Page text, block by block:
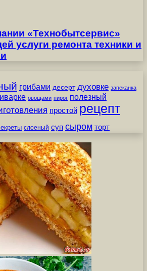
«Технобытсервис»
услуги ремонта техники и
грибами десерт духовке запеканка
овощами пирог полезный
простой рецепт
слоеный суп сыром торт